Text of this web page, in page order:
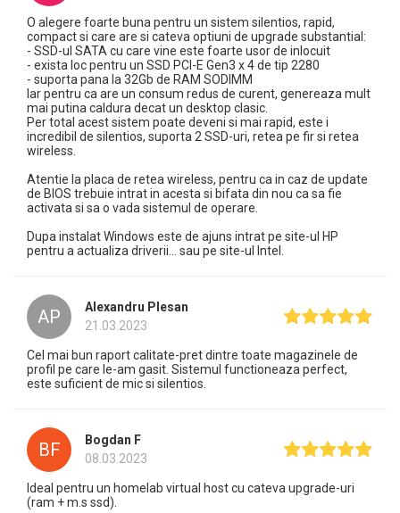
O alegere foarte buna pentru un sistem silentios, rapid,
compact si care are si cateva optiuni de upgrade substantial:
- SSD-ul SATA cu care vine este foarte usor de inlocuit
- exista loc pentru un SSD PCI-E Gen3 x 4 de tip 2280
- suporta pana la 32Gb de RAM SODIMM
Iar pentru ca are un consum redus de curent, genereaza mult
mai putina caldura decat un desktop clasic.
Per total acest sistem poate deveni si mai rapid, este i
incredibil de silentios, suporta 2 SSD-uri, retea pe fir si retea
wireless.
Atentie la placa de retea wireless, pentru ca in caz de update
de BIOS trebuie intrat in acesta si bifata din nou ca sa fie
activata si sa o vada sistemul de operare.
Dupa instalat Windows este de ajuns intrat pe site-ul HP
pentru a actualiza driverii... sau pe site-ul Intel.
AP
Alexandru Plesan
21.03.2023
Cel mai bun raport calitate-pret dintre toate magazinele de
profil pe care le-am gasit. Sistemul functioneaza perfect,
este suficient de mic si silentios.
BF
Bogdan F
08.03.2023
Ideal pentru un homelab virtual host cu cateva upgrade-uri
(ram + m.s ssd).